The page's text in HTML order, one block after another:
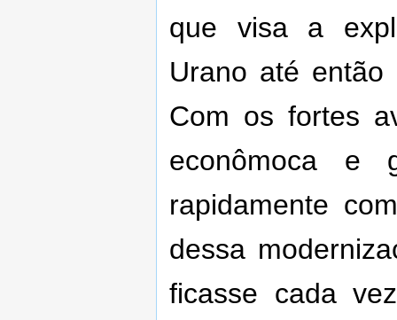
que visa a
Urano até então
Com os fortes
econômoca e
rapidamente
dessa
ficasse cada